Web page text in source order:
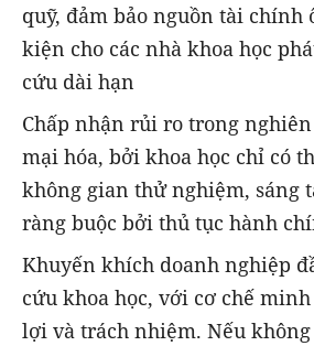
quỹ, đảm bảo nguồn tài chính
kiện cho các nhà khoa học
cứu dài hạn
Chấp nhận rủi ro trong
mại hóa, bởi khoa học chỉ có
không gian thử nghiệm, sáng
ràng buộc bởi thủ tục hành
Khuyến khích doanh nghiệp
cứu khoa học, với cơ chế
lợi và trách nhiệm. Nếu